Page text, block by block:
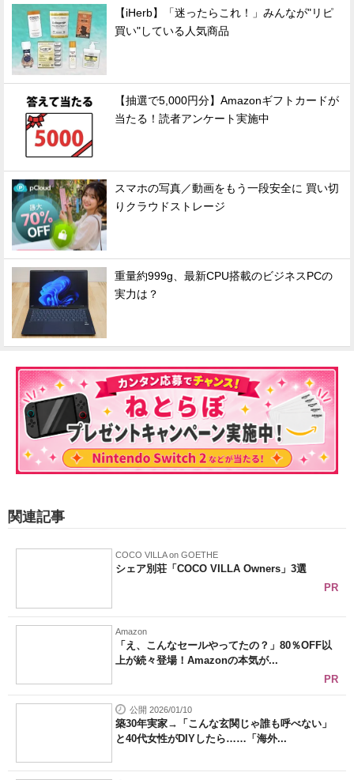
【iHerb】「迷ったらこれ！」みんなが"リピ
買い"している人気商品
【抽選で5,000円分】Amazonギフトカードが
当たる！読者アンケート実施中
スマホの写真／動画をもう一段安全に 買い切
りクラウドストレージ
重量約999g、最新CPU搭載のビジネスPCの
実力は？
関連記事
COCO VILLA on GOETHE
シェア別荘「COCO VILLA Owners」3選
PR
Amazon
「え、こんなセールやってたの？」80％OFF以
上が続々登場！Amazonの本気が...
PR
公開 2026/01/10
築30年実家→「こんな玄関じゃ誰も呼べない」
と40代女性がDIYしたら……「海外...